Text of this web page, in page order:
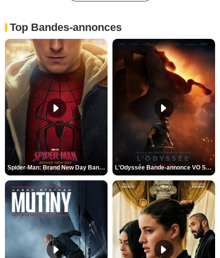
Top Bandes-annonces
Spider-Man: Brand New Day Bande-annonce VO STFR L'Odyssée Bande-annonce VO STFR